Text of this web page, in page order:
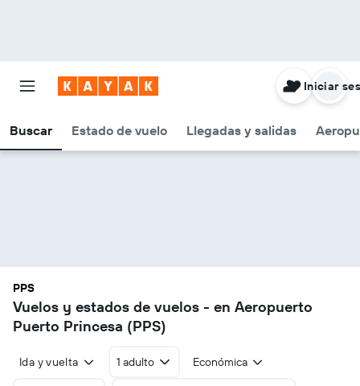
Buscar Estado de vuelo Llegadas y salidas
Iniciar
PPS
Vuelos y estados de vuelos - en Aeropuerto
Puerto Princesa (PPS)
Ida y vuelta 1 adulto Económica